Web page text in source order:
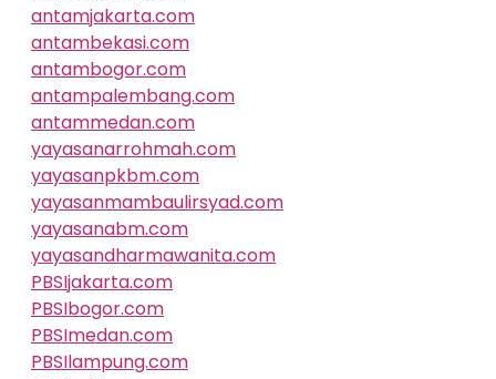
antamjakarta.com
antambekasi.com
antambogor.com
antampalembang.com
antammedan.com
yayasanarrohmah.com
yayasanpkbm.com
yayasanmambaulirsyad.com
yayasanabm.com
yayasandharmawanita.com
PBSIjakarta.com
PBSIbogor.com
PBSImedan.com
PBSIlampung.com